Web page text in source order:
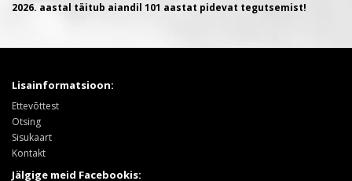
2026. aastal täitub aiandil 101 aastat pidevat tegutsemist!
Lisainformatsioon:
Ettevõttest
Otsing
Sisukaart
Kontakt
Jälgige meid Facebookis: